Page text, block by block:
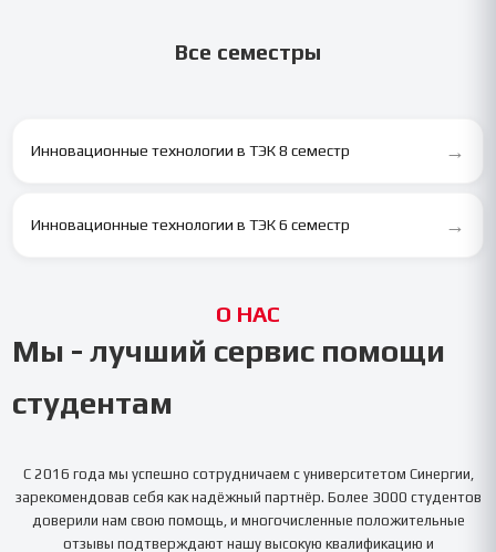
Все семестры
Инновационные технологии в ТЭК 8 семестр →
Инновационные технологии в ТЭК 6 семестр →
О НАС
Мы - лучший сервис помощи
студентам
С 2016 года мы успешно сотрудничаем с университетом Синергии
зарекомендовав себя как надёжный партнёр. Более 3000 студентов
доверили нам свою помощь, и многочисленные положительные
отзывы подтверждают нашу высокую квалификацию и